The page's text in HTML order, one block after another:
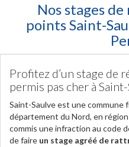
Nos stages
points Saint-
Profitez d’un stage de
permis pas cher à
Saint-Saulve est une commune
département du Nord, en
commis une infraction au code
de faire un stage agréé de